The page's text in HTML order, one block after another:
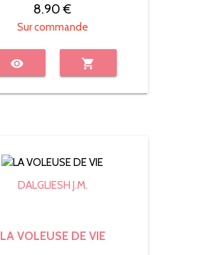
8.90 €
Sur commande
visibility shopping_cart
DALGLIESH J.M.
LA VOLEUSE DE VIE